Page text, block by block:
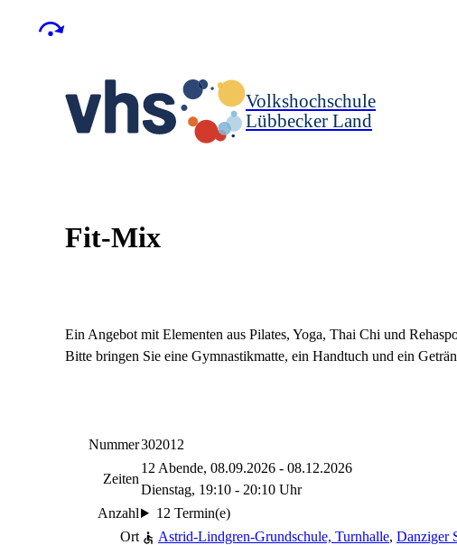
Volkshochschule
Lübbecker Land
Fit-Mix
Ein Angebot mit Elementen aus Pilates, Yoga, Thai Chi und
Bitte bringen Sie eine Gymnastikmatte, ein Handtuch und ein
Nummer302012
Zeiten
12 Abende, 08.09.2026 - 08.12.2026
Dienstag, 19:10 - 20:10 Uhr
Anzahl
12 Termin(e)
Ort
Astrid-Lindgren-Grundschule, Turnhalle, Danziger